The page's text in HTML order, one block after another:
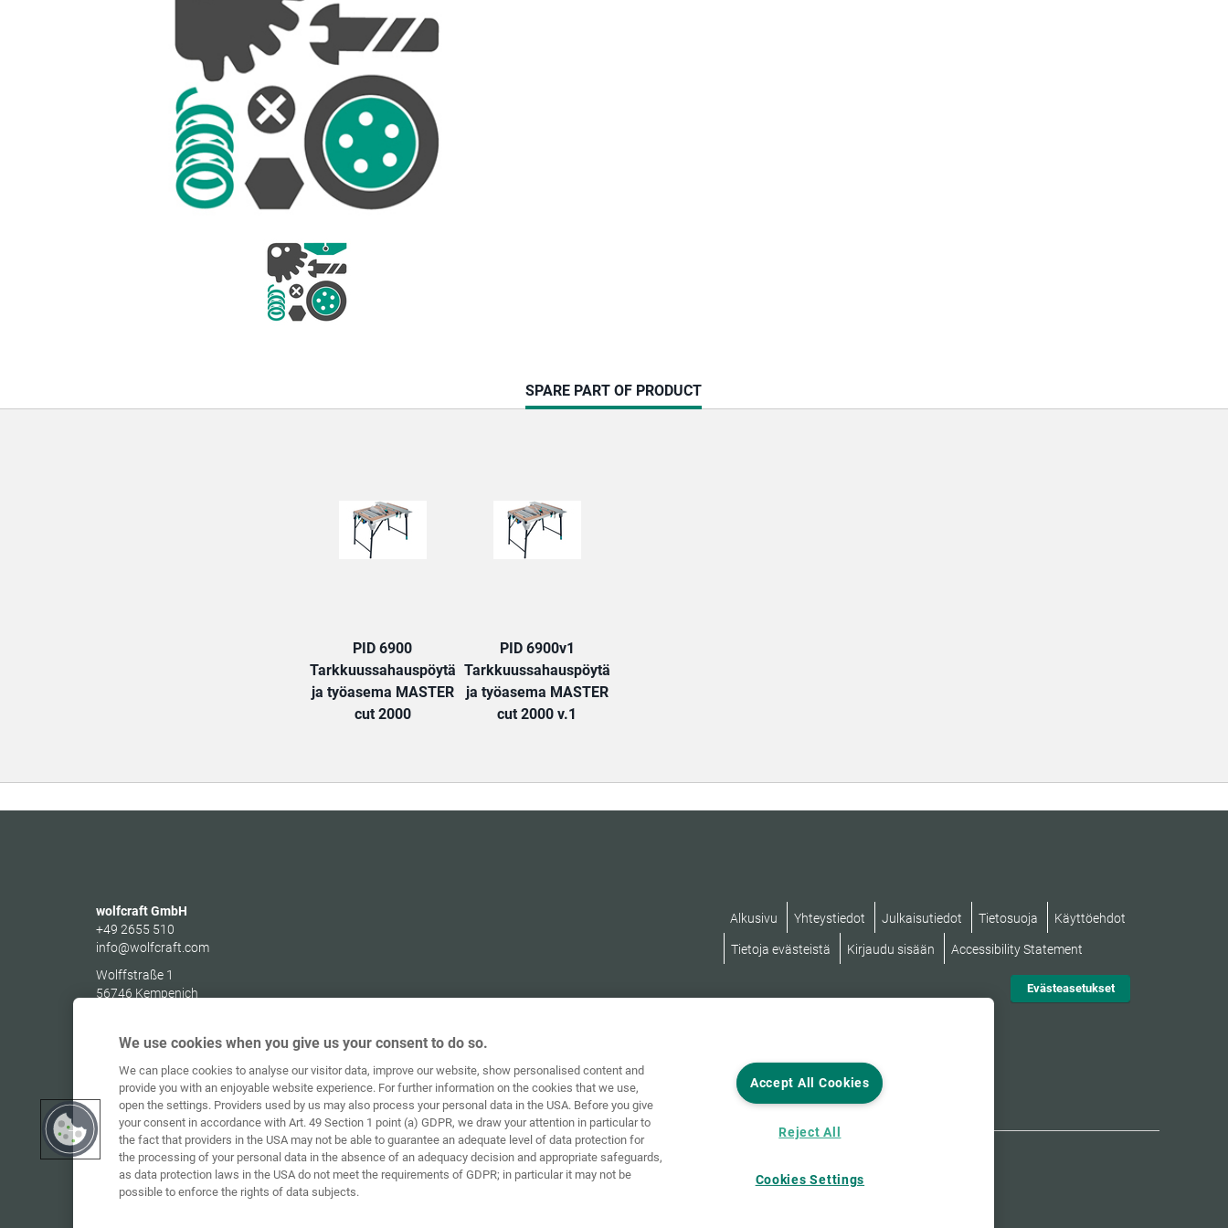
CURRENT
TAB:
SPARE PART OF PRODUCT
PID 6900
Tarkkuussahauspöytä
ja työasema MASTER
cut 2000
PID 6900v1
Tarkkuussahauspöytä
ja työasema MASTER
cut 2000 v.1
wolfcraft GmbH
+49 2655 510
info@wolfcraft.com
Wolffstraße 1
56746 Kempenich
Alkusivu Yhteystiedot Julkaisutiedot Tietosuoja Käyttöehdot
Tietoja evästeistä Kirjaudu sisään Accessibility Statement
Evästeasetukset
We use cookies when you give us your consent to do so.
We can place cookies to analyse our visitor data, improve our website, show personalised content and
provide you with an enjoyable website experience. For further information on the cookies that we use,
open the settings. Providers used by us may also process your personal data in the USA. Before you give
your consent in accordance with Art. 49 Section 1 point (a) GDPR, we draw your attention in particular to
the fact that providers in the USA may not be able to guarantee an adequate level of data protection for
the processing of your personal data in the absence of an adequacy decision and appropriate safeguards,
as data protection laws in the USA do not meet the requirements of GDPR; in particular it may not be
possible to enforce the rights of data subjects.
Accept All Cookies
Reject All
Cookies Settings